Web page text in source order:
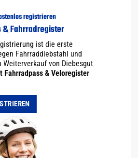
registrieren
& Fahrradregister
ist die erste
Fahrraddiebstahl und
Weiterverkauf von Diebesgut
Fahrradpass & Veloregister